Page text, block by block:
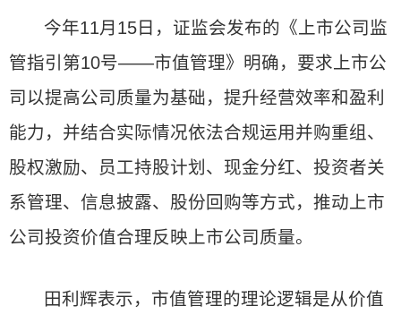
今年11月15日，证监会发布的《上市公司监
管指引第10号——市值管理》明确，要求上市公
司以提高公司质量为基础，提升经营效率和盈利
能力，并结合实际情况依法合规运用并购重组、
股权激励、员工持股计划、现金分红、投资者关
系管理、信息披露、股份回购等方式，推动上市
公司投资价值合理反映上市公司质量。
田利辉表示，市值管理的理论逻辑是从价值